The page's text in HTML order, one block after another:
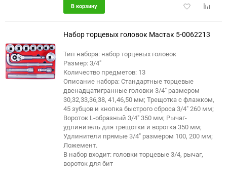
Добавить
В корзину
Набор торцевых головок Мастак 5-0062213
Тип набора: набор торцевых головок
Размер: 3/4"
Количество предметов: 13
Описание набора: Стандартные торцевые
двенадцатигранные головки 3/4" размером
30,32,33,36,38, 41,46,50 мм; Трещотка с флажком,
45 зубцов и кнопка быстрого сброса 3/4" 260 мм;
Вороток L-образный 3/4" 350 мм; Рычаг-
удлинитель для трещотки и воротка 350 мм;
Удлинители прямые 3/4" размером 100, 200 мм;
Ложемент.
В набор входит: головки торцевые 3/4, рычаг,
вороток для бит